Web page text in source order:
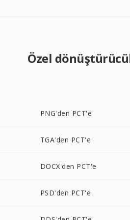
Özel
PNG'den PCT'e
TGA'den PCT'e
DOCX'den PCT'e
PSD'den PCT'e